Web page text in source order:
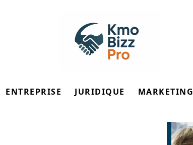
ENTREPRISE JURIDIQUE MARKETING